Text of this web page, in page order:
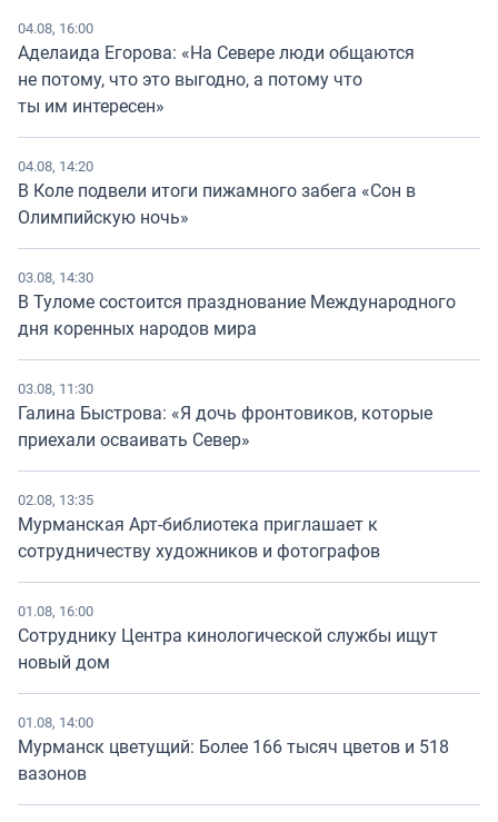
04.08, 16:00
Аделаида Егорова: «На Севере люди общаются
не потому, что это выгодно, а потому что
ты им интересен»
04.08, 14:20
В Коле подвели итоги пижамного забега «Сон в
Олимпийскую ночь»
03.08, 14:30
В Туломе состоится празднование Международного
дня коренных народов мира
03.08, 11:30
Галина Быстрова: «Я дочь фронтовиков, которые
приехали осваивать Север»
02.08, 13:35
Мурманская Арт-библиотека приглашает к
сотрудничеству художников и фотографов
01.08, 16:00
Сотруднику Центра кинологической службы ищут
новый дом
01.08, 14:00
Мурманск цветущий: Более 166 тысяч цветов и 518
вазонов